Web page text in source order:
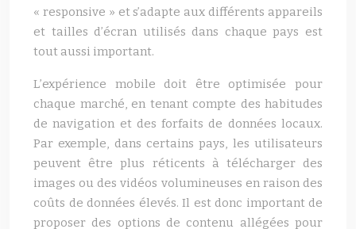
« responsive » et s’adapte aux différents appareils
et tailles d’écran utilisés dans chaque pays est
tout aussi important.
L’expérience mobile doit être optimisée pour
chaque marché, en tenant compte des habitudes
de navigation et des forfaits de données locaux.
Par exemple, dans certains pays, les utilisateurs
peuvent être plus réticents à télécharger des
images ou des vidéos volumineuses en raison des
coûts de données élevés. Il est donc important de
proposer des options de contenu allégées pour